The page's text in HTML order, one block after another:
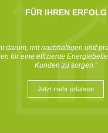
FÜR IHREN ERFOLG
unsere
sind bei den
besonders gefragt.“
Jetzt mehr erfahren
FÜR IHREN ERFOLG
unser innovatives und
laufend weiter, um
Lösungen zu fairen Preisen
Jetzt mehr erfahren
FÜR IHREN ERFOLG
darum, mit nachhaltigen und
für eine effiziente
Kunden zu sorgen.“
Jetzt mehr erfahren